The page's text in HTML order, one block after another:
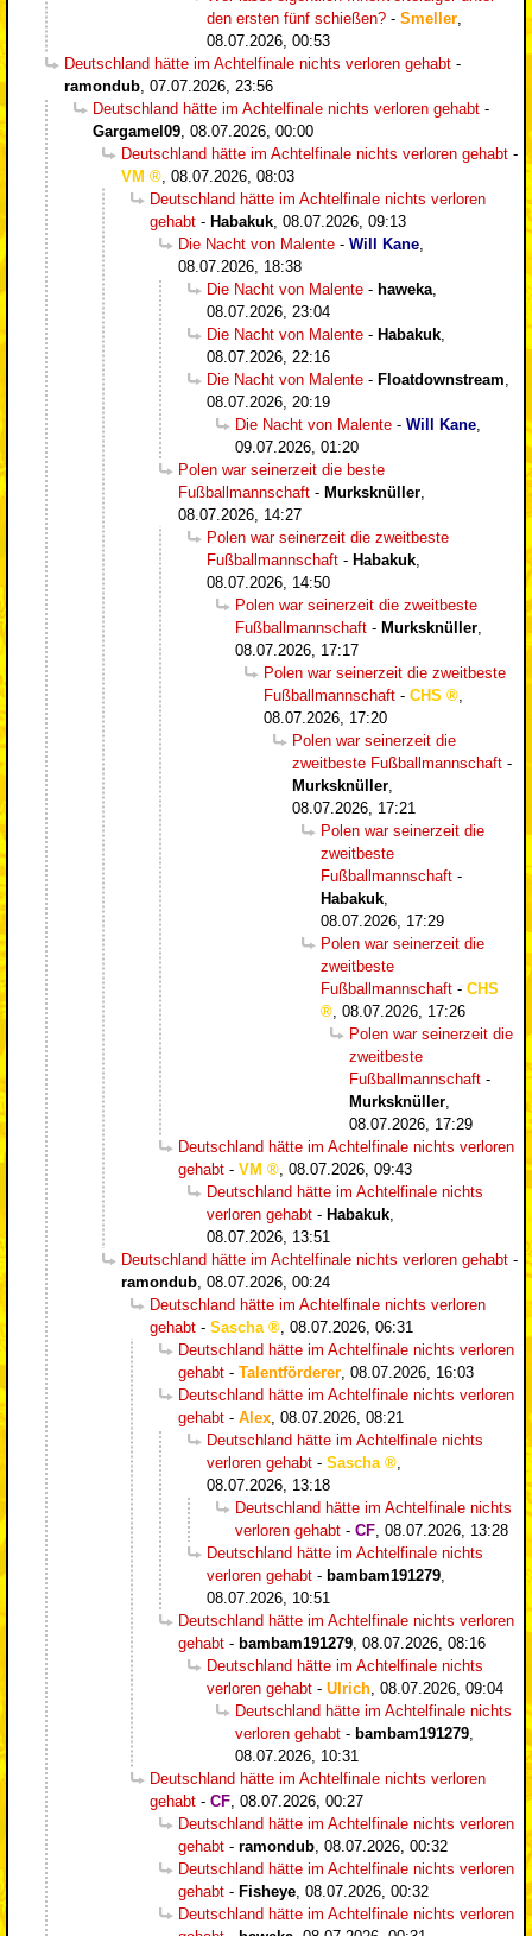
den ersten fünf schießen? - Smeller
08.07.2026, 00:53
Deutschland hätte im Achtelfinale nichts verloren gehabt -
ramondub 07.07.2026, 23:56
Deutschland hätte im Achtelfinale nichts verloren gehabt -
Gargamel09 08.07.2026, 00:00
Deutschland hätte im Achtelfinale nichts verloren gehabt -
VM
08.07.2026, 08:03
Deutschland hätte im Achtelfinale nichts verloren
gehabt - Habakuk 08.07.2026, 09:13
Die Nacht von Malente - Will Kane
08.07.2026, 18:38
Die Nacht von Malente - haweka
08.07.2026, 23:04
Die Nacht von Malente - Habakuk
08.07.2026, 22:16
Die Nacht von Malente - Floatdownstream
08.07.2026, 20:19
Die Nacht von Malente - Will Kane
09.07.2026, 01:20
Polen war seinerzeit die beste
Fußballmannschaft - Murksknüller
08.07.2026, 14:27
Polen war seinerzeit die zweitbeste
Fußballmannschaft - Habakuk
08.07.2026, 14:50
Polen war seinerzeit die zweitbeste
Fußballmannschaft - Murksknüller
08.07.2026, 17:17
Polen war seinerzeit die zweitbeste
Fußballmannschaft - CHS
08.07.2026, 17:20
Polen war seinerzeit die
zweitbeste Fußballmannschaft -
Murksknüller
08.07.2026, 17:21
Polen war seinerzeit die
zweitbeste
Fußballmannschaft -
Habakuk
08.07.2026, 17:29
Polen war seinerzeit die
zweitbeste
Fußballmannschaft - CHS
08.07.2026, 17:26
Polen war seinerzeit die
zweitbeste
Fußballmannschaft -
Murksknüller
08.07.2026, 17:29
Deutschland hätte im Achtelfinale nichts verloren
gehabt - VM
08.07.2026, 09:43
Deutschland hätte im Achtelfinale nichts
verloren gehabt - Habakuk
08.07.2026, 13:51
Deutschland hätte im Achtelfinale nichts verloren gehabt -
ramondub 08.07.2026, 00:24
Deutschland hätte im Achtelfinale nichts verloren
gehabt - Sascha
08.07.2026, 06:31
Deutschland hätte im Achtelfinale nichts verloren
gehabt - Talentförderer 08.07.2026, 16:03
Deutschland hätte im Achtelfinale nichts verloren
gehabt - Alex 08.07.2026, 08:21
Deutschland hätte im Achtelfinale nichts
verloren gehabt - Sascha
08.07.2026, 13:18
Deutschland hätte im Achtelfinale nichts
verloren gehabt - CF 08.07.2026, 13:28
Deutschland hätte im Achtelfinale nichts
verloren gehabt - bambam191279
08.07.2026, 10:51
Deutschland hätte im Achtelfinale nichts verloren
gehabt - bambam191279 08.07.2026, 08:16
Deutschland hätte im Achtelfinale nichts
verloren gehabt - Ulrich 08.07.2026, 09:04
Deutschland hätte im Achtelfinale nichts
verloren gehabt - bambam191279
08.07.2026, 10:31
Deutschland hätte im Achtelfinale nichts verloren
gehabt - CF 08.07.2026, 00:27
Deutschland hätte im Achtelfinale nichts verloren
gehabt - ramondub 08.07.2026, 00:32
Deutschland hätte im Achtelfinale nichts verloren
gehabt - Fisheye 08.07.2026, 00:32
Deutschland hätte im Achtelfinale nichts verloren